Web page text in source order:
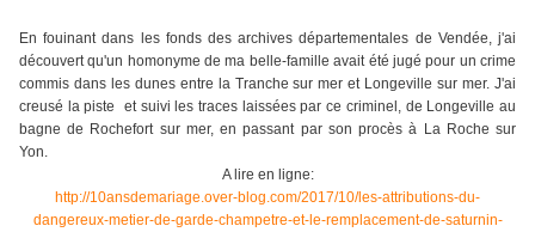
En fouinant dans les fonds des archives départementales de Vendée, j'ai
découvert qu'un homonyme de ma belle-famille avait été jugé pour un crime
commis dans les dunes entre la Tranche sur mer et Longeville sur mer. J'ai
creusé la piste et suivi les traces laissées par ce criminel, de Longeville au
bagne de Rochefort sur mer, en passant par son procès à La Roche sur
Yon.
A lire en ligne:
http://10ansdemariage.over-blog.com/2017/10/les-attributions-du-
dangereux-metier-de-garde-champetre-et-le-remplacement-de-saturnin-